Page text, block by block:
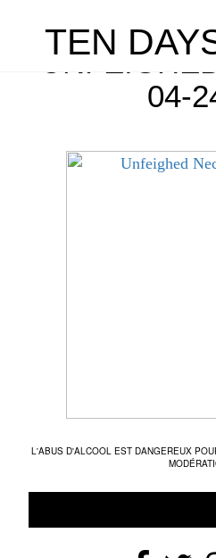
TEN
04-
L'ABUS D'ALCOOL EST DANGEREUX